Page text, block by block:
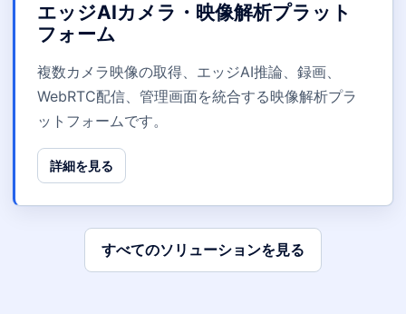
エッジAIカメラ・映像解析プラット
フォーム
複数カメラ映像の取得、エッジAI推論、録画、
WebRTC配信、管理画面を統合する映像解析プラ
ットフォームです。
詳細を見る
すべてのソリューションを見る